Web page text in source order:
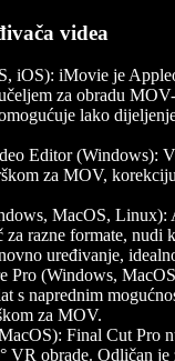
videa
iOS): iMovie je
za obradu
lako
Editor (Windows):
za MOV,
MacOS, Linux):
za razne formate, nudi
uređivanje,
Pro (Windows,
s naprednim
za MOV.
: Final Cut Pro
VR obrade. Odličan je